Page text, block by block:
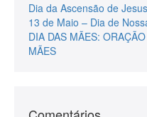
Dia da Ascensão de
13 de Maio – Dia de
DIA DAS MÃES:
MÃES